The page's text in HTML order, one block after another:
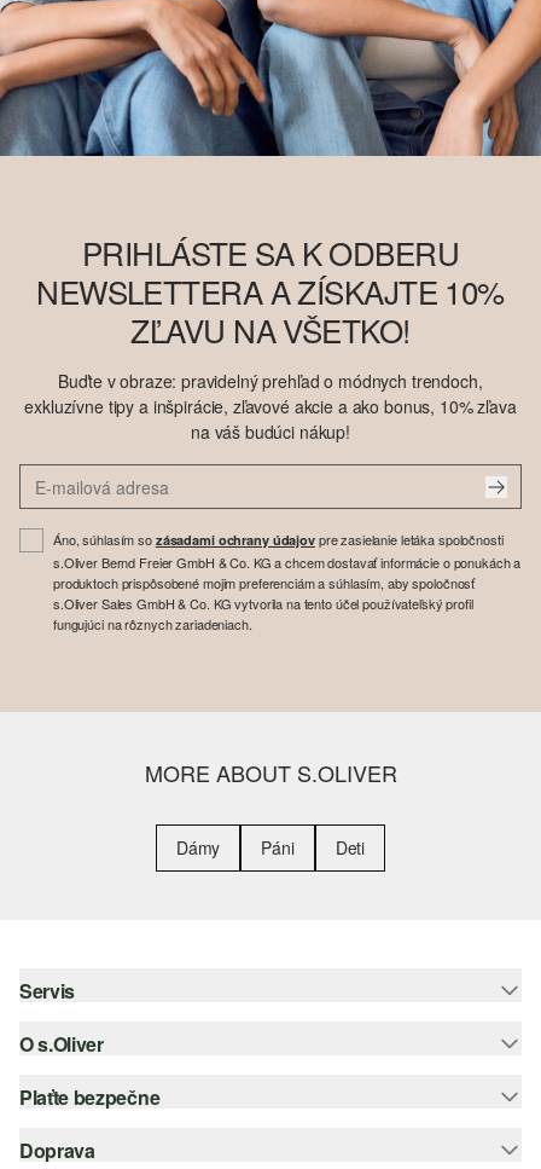
PRIHLÁSTE SA K ODBERU
NEWSLETTERA A ZÍSKAJTE 10%
ZĽAVU NA VŠETKO!
Buďte v obraze: pravidelný prehľad o módnych trendoch,
exkluzívne tipy a inšpirácie, zľavové akcie a ako bonus, 10% zľava
na váš budúci nákup!
Áno, súhlasím so zásadami ochrany údajovpre zasielanie letáka spoločnosti
s.Oliver Bernd Freier GmbH & Co. KG a chcem dostavať informácie o ponukách a
produktoch prispôsobené mojim preferenciám a súhlasím, aby spoločnosť
s.Oliver Sales GmbH & Co. KG vytvorila na tento účel používateľský profil
fungujúci na rôznych zariadeniach.
MORE ABOUT S.OLIVER
Dámy Páni Deti
Servis
Pomoc a FAQ
Nápoveda k veľkostiam
O s.Oliver
Leták
s.Oliver Group
Plaťte bezpečne
Kreditná karta
Doprava